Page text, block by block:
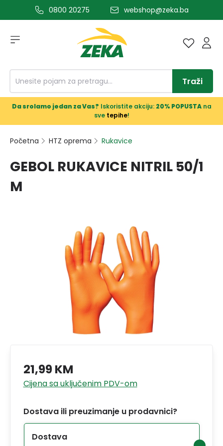
glavni sadržaj0800 20275 webshop@zeka.ba
Traži
Da srolamo jedan za Vas? Iskoristite akciju: 20% POPUSTAna
sve tepihe!
Početna HTZ oprema Rukavice
GEBOL RUKAVICE NITRIL 50/1
M
21,99 KM
Cijena sa uključenim PDV-om
Dostava ili preuzimanje u prodavnici?
Dostava